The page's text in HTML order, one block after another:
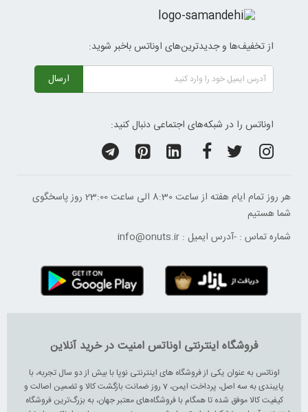
از تخفیف‌ها و جدیدترین‌های اوناتس باخبر شوید:
ارسال
اوناتس را در شبکه‌های اجتماعی دنبال کنید:
هر روز تمام ایام هفته از ساعت 8:30 الی ساعت 23:00 ‌روز پاسخگوی
شما هستیم
شماره تماس : -آدرس ایمیل : info@onuts.ir
فروشگاه اینترنتی اوناتس امنیت در خرید آنلاین
اوناتس به عنوان یکی از فروشگاه های اینترنتی نوپا با بیش از دو سال تجربه، با
پایبندی به سه اصل، پرداخت ایمن، 7 روز ضمانت بازگشت کالا و تضمین اصالت و
کیفیت کالا موفق شده تا همگام با فروشگاه‌های معتبر جهان، به بزرگ‌ترین فروشگاه